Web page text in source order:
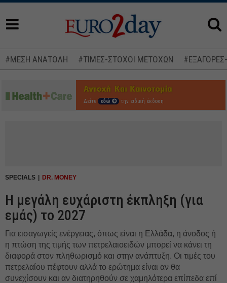
#ΜΕΣΗ ΑΝΑΤΟΛΗ #ΤΙΜΕΣ-ΣΤΟΧΟΙ ΜΕΤΟΧΩΝ
Δείτε εδώ την ειδική έκδοση
SPECIALS DR. MONEY
Η μεγάλη ευχάριστη έκπληξη (για
εμάς) το 2027
Για εισαγωγείς ενέργειας, όπως είναι η Ελλάδα, η άνοδος ή
η πτώση της τιμής των πετρελαιοειδών μπορεί να κάνει τη
διαφορά στον πληθωρισμό και στην ανάπτυξη. Οι τιμές του
πετρελαίου πέφτουν αλλά το ερώτημα είναι αν θα
συνεχίσουν και αν διατηρηθούν σε χαμηλότερα επίπεδα επί